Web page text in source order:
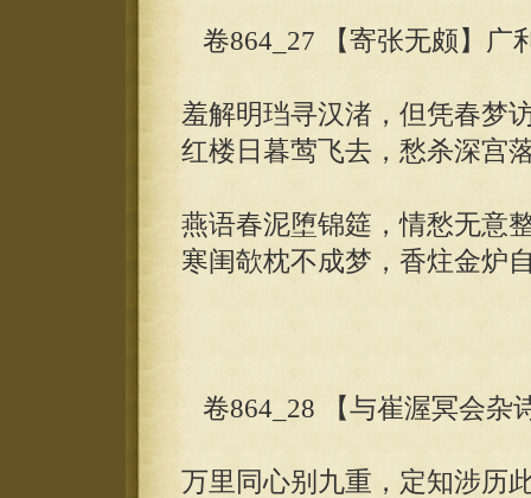
卷864_27 【寄张无颇】广
羞解明珰寻汉渚，但凭春梦
红楼日暮莺飞去，愁杀深宫
燕语春泥堕锦筵，情愁无意
寒闺欹枕不成梦，香炷金炉
卷864_28 【与崔渥冥会杂
万里同心别九重，定知涉历